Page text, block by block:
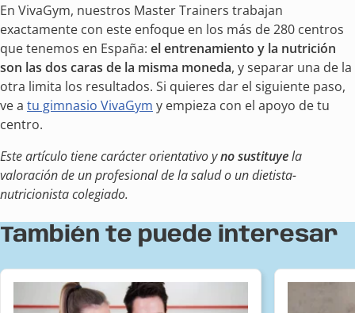
En VivaGym, nuestros Master Trainers trabajan
exactamente con este enfoque en los más de 280 centros
que tenemos en España: el entrenamiento y la nutrición
son las dos caras de la misma moneda, y separar una de la
otra limita los resultados. Si quieres dar el siguiente paso,
ve a tu gimnasio VivaGym y empieza con el apoyo de tu
centro.
Este artículo tiene carácter orientativo yno sustituyela
valoración de un profesional de la salud o un dietista-
nutricionista colegiado.
También te puede interesar